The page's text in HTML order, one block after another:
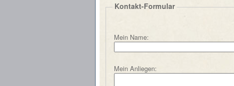
Kontakt-Formular
Mein Name:
Mein Anliegen: